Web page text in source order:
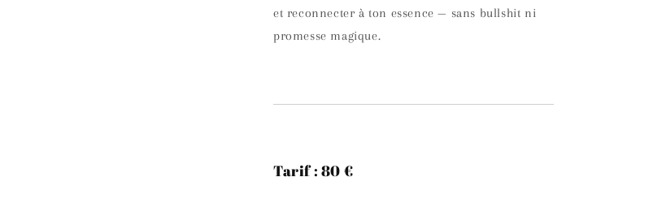
et reconnecter à ton essence — sans bullshit ni
promesse magique.
Tarif : 80 €